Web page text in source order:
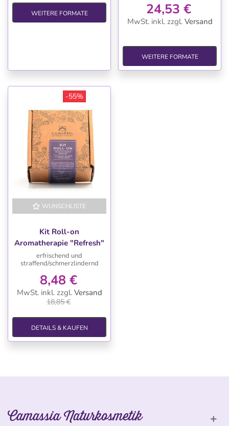
WEITERE FORMATE 24,53 €
MwSt. inkl. zzgl. Versand
WEITERE FORMATE
-55%
WUNSCHLISTE
Kit Roll-on
Aromatherapie "Refresh"
erfrischend und
straffend/schmerzlindernd
8,48 €
MwSt. inkl. zzgl. Versand
18,85 €
DETAILS & KAUFEN
Camassia Naturkosmetik